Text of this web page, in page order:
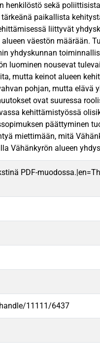
henkilöstö sekä
paikallista
liittyvät
väestön määrään.
yhdyskunnan
luominen nousevat
mutta keinot alueen
pohjan, mutta elävä
ovat suuressa
kehittämistyössä
päättyminen
miettimään, mitä
Vähänkyrön alueen
PDF-
11111/6437